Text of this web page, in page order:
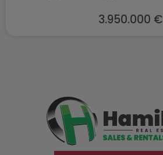
3.950.000 €